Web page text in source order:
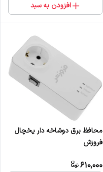
افزودن به سبد
محافظ برق دوشاخه دار یخچال
فروزش
610,000